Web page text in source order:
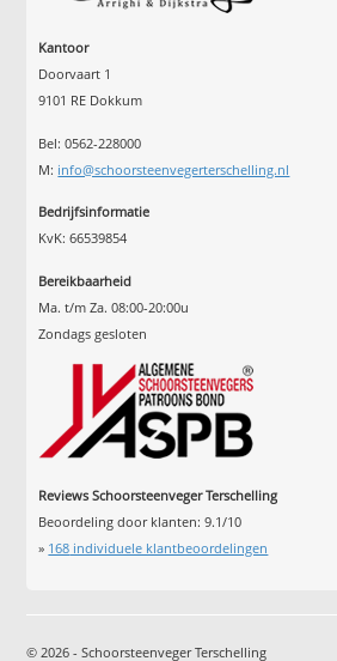
Kantoor
Doorvaart 1
9101 RE Dokkum
Bel: 0562-228000
M: info@schoorsteenvegerterschelling.nl
Bedrijfsinformatie
KvK: 66539854
Bereikbaarheid
Ma. t/m Za. 08:00-20:00u
Zondags gesloten
Reviews Schoorsteenveger Terschelling
Beoordeling door klanten:9.1/10
» 168 individuele klantbeoordelingen
© 2026 - Schoorsteenveger Terschelling